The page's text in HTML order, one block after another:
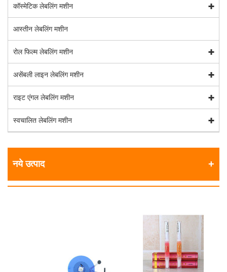
कॉस्मेटिक लेबलिंग मशीन
आस्तीन लेबलिंग मशीन
रोल फिल्म लेबलिंग मशीन
असेंबली लाइन लेबलिंग मशीन
राइट एंगल लेबलिंग मशीन
स्वचालित लेबलिंग मशीन
नये उत्पाद